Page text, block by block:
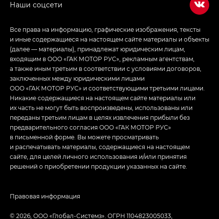
Все права на информацию, графические изображения, тексты
и иные содержащиеся на настоящем сайте материалы и объекты
(далее — материалы), принадлежат юридическим лицам,
входящим в ООО «ГАК МОТОР РУС», рекламным агентствам,
а также иным третьим в соответствии с условиями договоров,
заключенных между юридическими лицами
ООО «ГАК МОТОР РУС» и соответствующими третьими лицами.
Никакие содержащиеся на настоящем сайте материалы или
их часть не могут быть воспроизведены, использованы или
переданы третьим лицам в целях извлечения прибыли без
предварительного согласия ООО «ГАК МОТОР РУС»
в письменной форме. Вы можете просматривать
и распечатывать материалы, содержащиеся на настоящем
сайте, для целей личного использования и/или принятия
решений о приобретении продукции указанных на сайте.
© 2026, ООО «‎Глобал-Системз». ОГРН 1104823005033,
Правовая информация